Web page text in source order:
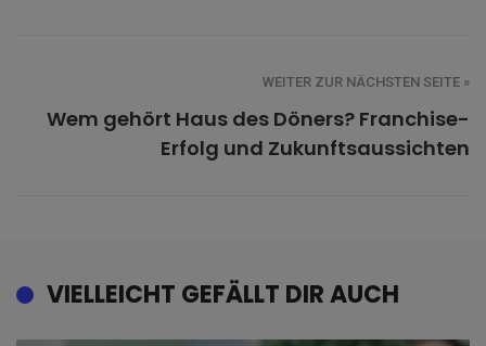
WEITER ZUR NÄCHSTEN SEITE »
Wem gehört Haus des Döners? Franchise-
Erfolg und Zukunftsaussichten
VIELLEICHT GEFÄLLT DIR AUCH